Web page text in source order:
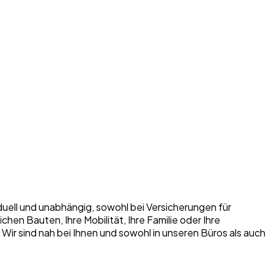
und unabhängig, sowohl bei Versicherungen für
Bauten, Ihre Mobilität, Ihre Familie oder Ihre
sind nah bei Ihnen und sowohl in unseren Büros als auch